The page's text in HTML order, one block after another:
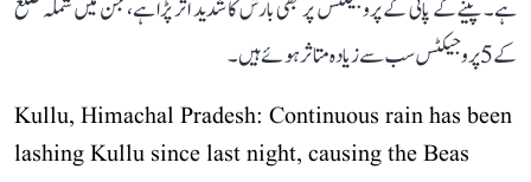
ہے۔ پینے کے پانی کے پروجیکٹس پر بھی بارش کا شدید اثر پڑا ہے، جن میں شملہ ضلع
کے 5 پروجیکٹس سب سے زیادہ متاثر ہوئے ہیں۔
Kullu, Himachal Pradesh: Continuous rain has been
lashing Kullu since last night, causing the Beas